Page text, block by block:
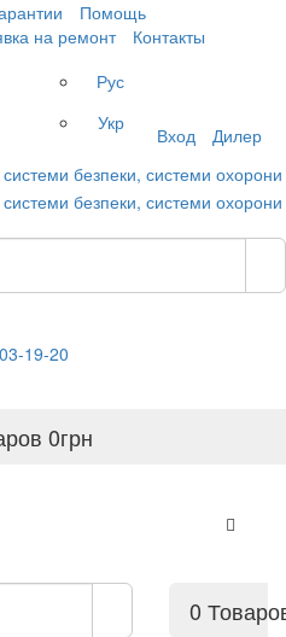
Помощь
на ремонт
Контакты
Рус
Укр
Вход Дилер
19-20
0грн
0